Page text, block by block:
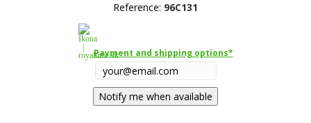
Reference: 96C131
Payment and shipping options*
Notify me when available